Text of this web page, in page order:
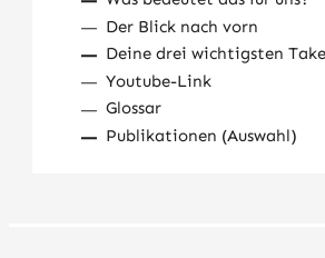
Der Blick nach vorn
Deine drei wichtigsten
Youtube-Link
Glossar
Publikationen (Auswahl)